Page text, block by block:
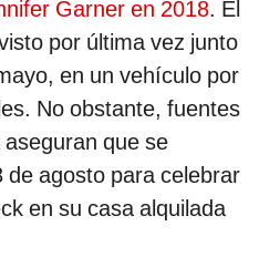
Garner en 2018. El
por última vez junto
en un vehículo por
No obstante, fuentes
que se
de agosto para celebrar
en su casa alquilada